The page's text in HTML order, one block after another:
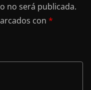
no será publicada.
con *